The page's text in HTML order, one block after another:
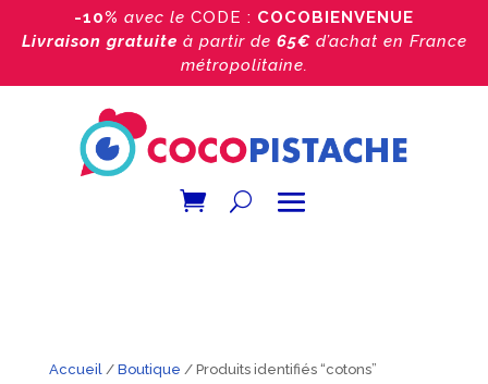
-10% avec le CODE : COCOBIENVENUE
Livraison gratuite à partir de 65€ d’achat en France
métropolitaine.
Accueil/ Boutique / Produits identifiés “cotons”